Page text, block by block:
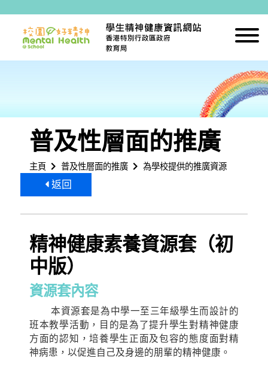
普及性層面的推廣
主頁 普及性層面的推廣 為學校提供的推廣資源
返回
精神健康素養資源套（初
中版）
資源套內容
本資源套是為中學一至三年級學生而設計的
班本教學活動，目的是為了提升學生對精神健康
方面的認知，培養學生正面及包容的態度面對精
神病患，以促進自己及身邊的朋輩的精神健康。